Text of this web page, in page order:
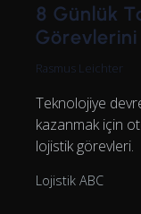
8 Günlük
Rasmus Leichter
Teknolojiye
kazanmak için
lojistik görevleri.
Lojistik ABC